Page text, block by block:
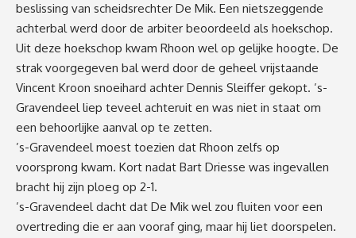
beslissing van scheidsrechter De Mik. Een nietszeggende
achterbal werd door de arbiter beoordeeld als hoekschop.
Uit deze hoekschop kwam Rhoon wel op gelijke hoogte. De
strak voorgegeven bal werd door de geheel vrijstaande
Vincent Kroon snoeihard achter Dennis Sleiffer gekopt. ’s-
Gravendeel liep teveel achteruit en was niet in staat om
een behoorlijke aanval op te zetten.
’s-Gravendeel moest toezien dat Rhoon zelfs op
voorsprong kwam. Kort nadat Bart Driesse was ingevallen
bracht hij zijn ploeg op 2-1.
’s-Gravendeel dacht dat De Mik wel zou fluiten voor een
overtreding die er aan vooraf ging, maar hij liet doorspelen.